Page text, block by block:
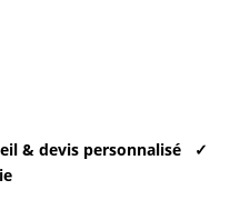
& devis personnalisé
✓